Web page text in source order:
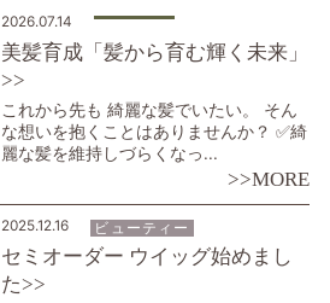
2026.07.14
美髪育成「髪から育む輝く未来」
>>
これから先も 綺麗な髪でいたい。 そん
な想いを抱くことはありませんか？ ✅綺
麗な髪を維持しづらくなっ...
>>MORE
2025.12.16 ビューティー
セミオーダー ウイッグ始めまし
た>>